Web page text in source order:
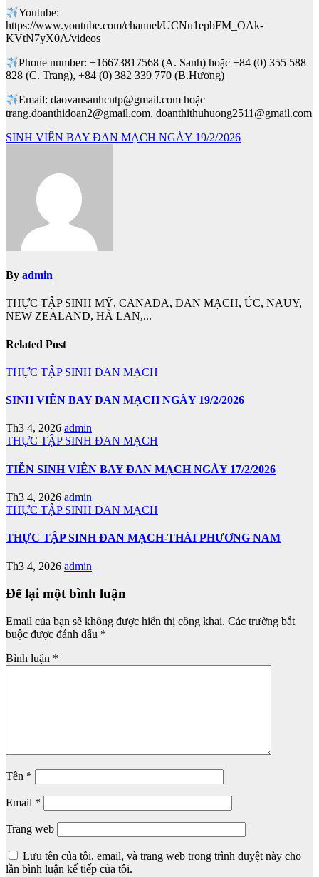
Youtube:
https://www.youtube.com/channel/UCNu1epbFM_OAk-
KVtN7yX0A/videos
Phone number: +16673817568 (A. Sanh) hoặc +84 (0) 355 588
828 (C. Trang), +84 (0) 382 339 770 (B.Hương)
Email: daovansanhcntp@gmail.com hoặc
trang.doanthidoan2@gmail.com, doanthithuhuong2511@gmail.com
Điều
SINH VIÊN BAY ĐAN MẠCH NGÀY 19/2/2026
By admin
THỰC TẬP SINH MỸ, CANADA, ĐAN MẠCH, ÚC, NAUY,
NEW ZEALAND, HÀ LAN,...
Related Post
THỰC TẬP SINH ĐAN MẠCH
SINH VIÊN BAY ĐAN MẠCH NGÀY 19/2/2026
Th3 4, 2026 admin
THỰC TẬP SINH ĐAN MẠCH
TIỄN SINH VIÊN BAY ĐAN MẠCH NGÀY 17/2/2026
Th3 4, 2026 admin
THỰC TẬP SINH ĐAN MẠCH
THỰC TẬP SINH ĐAN MẠCH-THÁI PHƯƠNG NAM
Th3 4, 2026 admin
Để lại một bình luận
Email của bạn sẽ không được hiển thị công khai. Các trường bắt
buộc được đánh dấu *
Bình luận *
Tên *
Email *
Trang web
Lưu tên của tôi, email, và trang web trong trình duyệt này cho
lần bình luận kế tiếp của tôi.